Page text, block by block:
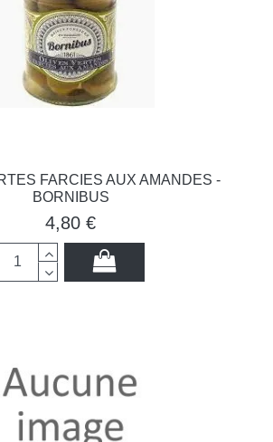
FARCIES AUX AMANDES -
BORNIBUS
4,80 €